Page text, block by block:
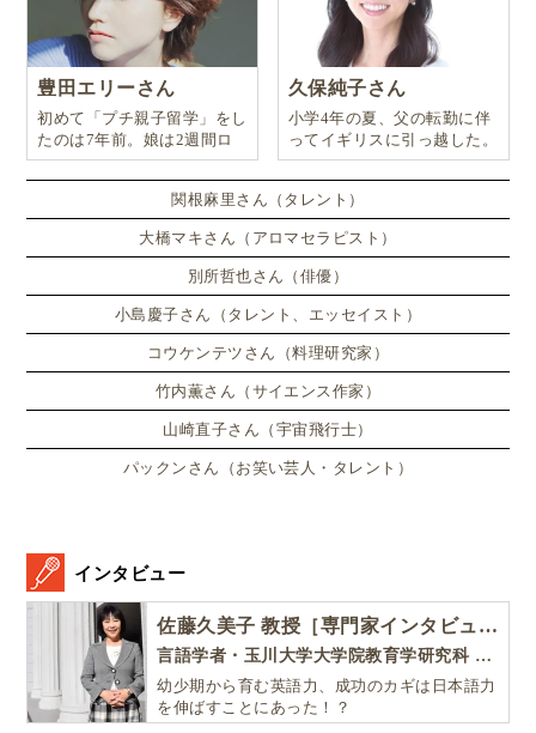
豊田エリーさん
初めて「プチ親子留学」をし
たのは7年前。娘は2週間ロ
ンドンのサマースクールに通
い、英語劇に挑戦したり、
久保純子さん
小学4年の夏、父の転勤に伴
ってイギリスに引っ越した。
関根麻里さん（タレント）
大橋マキさん（アロマセラピスト）
別所哲也さん（俳優）
小島慶子さん（タレント、エッセイスト）
コウケンテツさん（料理研究家）
竹内薫さん（サイエンス作家）
山崎直子さん（宇宙飛行士）
パックンさん（お笑い芸人・タレント）
インタビュー
佐藤久美子 教授［専門家インタビュー］
言語学者・玉川大学大学院教育学研究科 教授・NHK「えいごであそぼ」総合指導
幼少期から育む英語力、成功のカギは日本語力
を伸ばすことにあった！？